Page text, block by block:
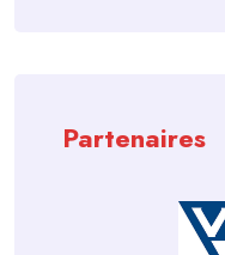
Partenaires